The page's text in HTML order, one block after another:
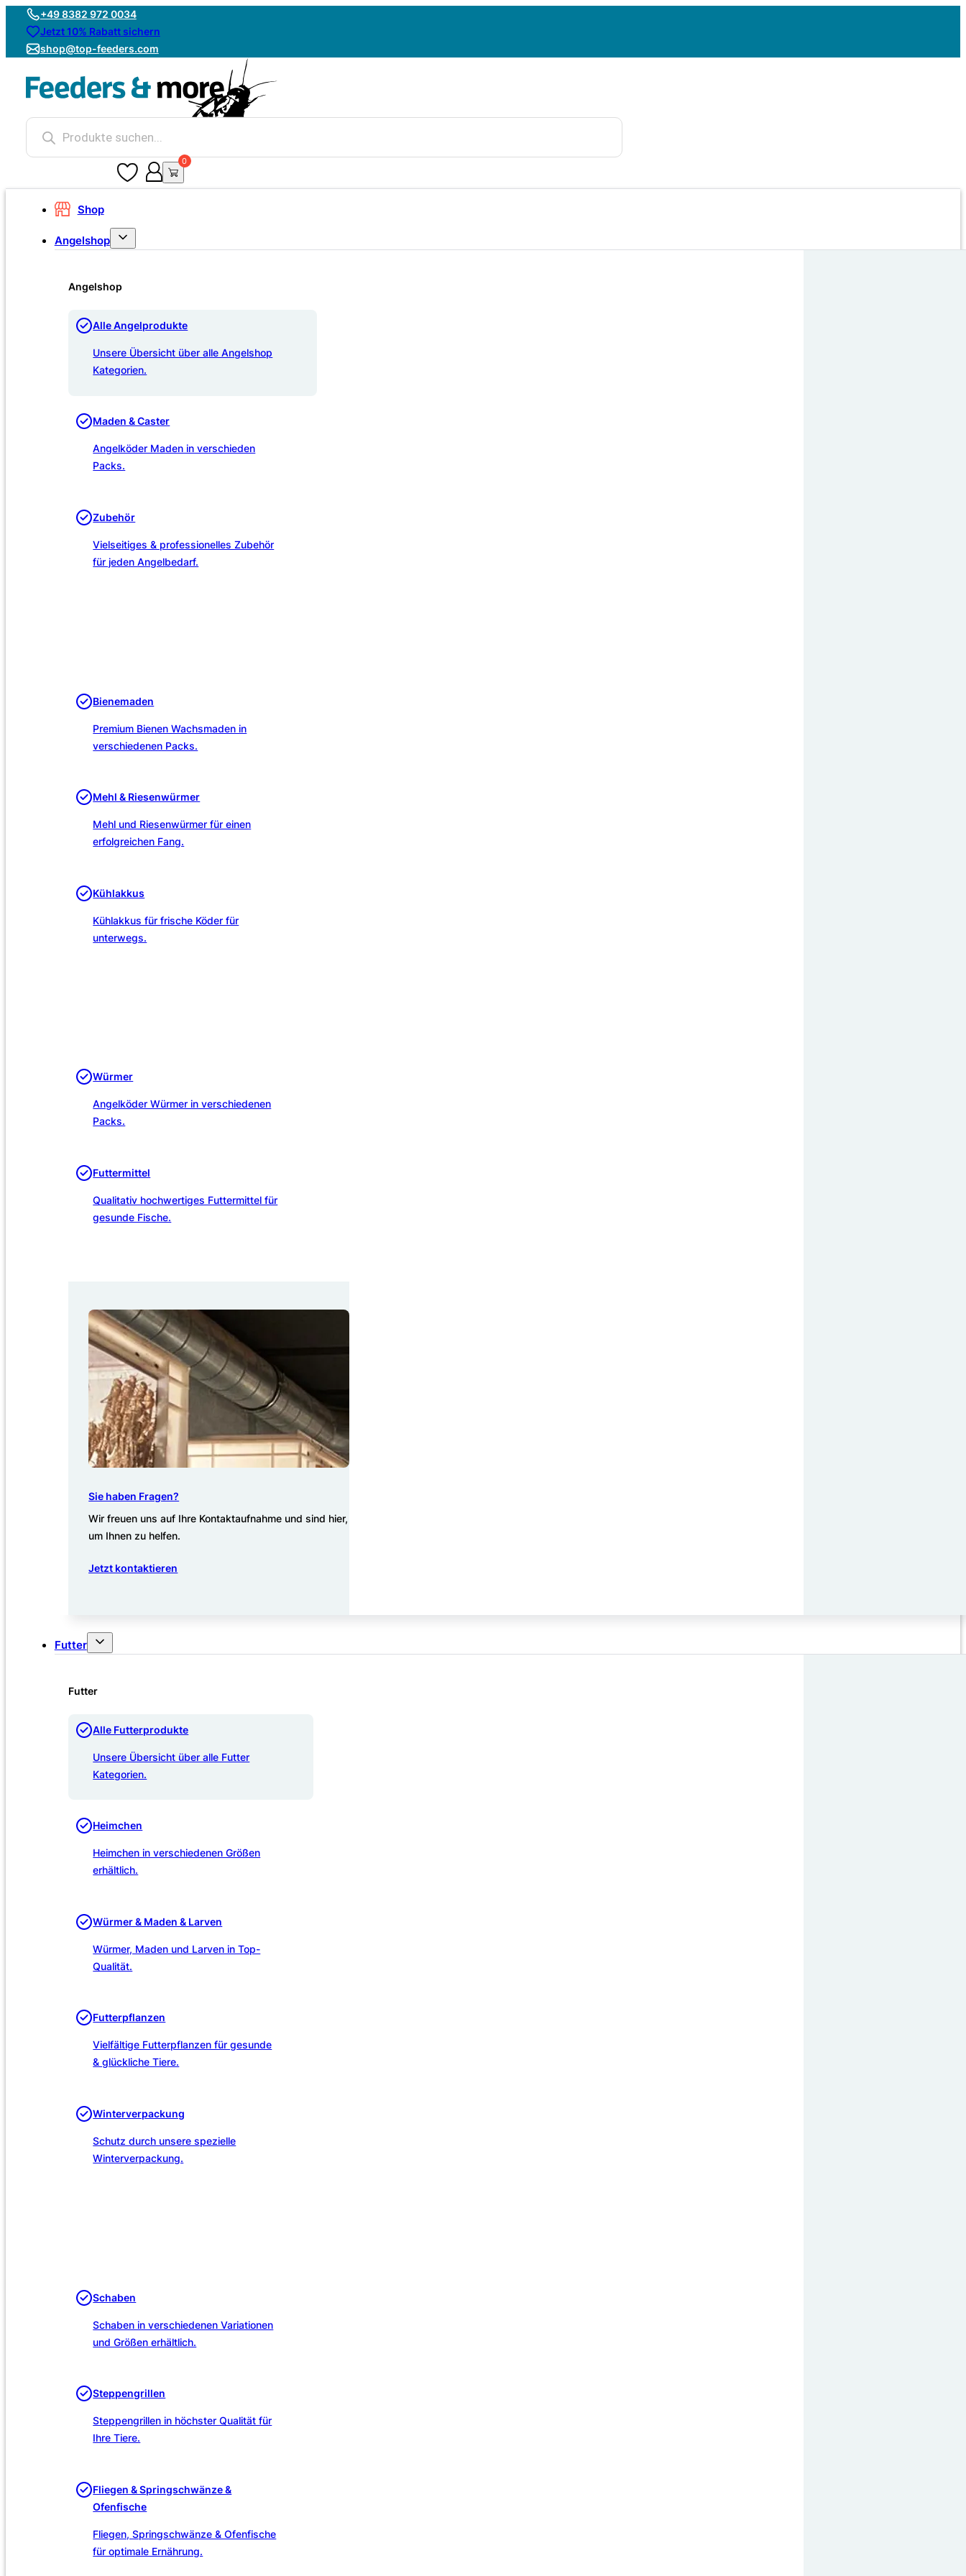
+49 8382 972 0034
Jetzt 10% Rabatt sichern
shop@top-feeders.com
Products
search
0 0
Shop
Angelshop
Angelshop
Alle Angelprodukte
Unsere Übersicht über alle Angelshop
Kategorien.
Maden & Caster
Angelköder Maden in verschieden
Packs.
Zubehör
Vielseitiges & professionelles Zubehör
für jeden Angelbedarf.
Bienemaden
Premium Bienen Wachsmaden in
verschiedenen Packs.
Mehl & Riesenwürmer
Mehl und Riesenwürmer für einen
erfolgreichen Fang.
Kühlakkus
Kühlakkus für frische Köder für
unterwegs.
Würmer
Angelköder Würmer in verschiedenen
Packs.
Futtermittel
Qualitativ hochwertiges Futtermittel für
gesunde Fische.
Sie haben Fragen?
Wir freuen uns auf Ihre Kontaktaufnahme und sind hier,
um Ihnen zu helfen.
Jetzt kontaktieren
Futter
Futter
Alle Futterprodukte
Unsere Übersicht über alle Futter
Kategorien.
Heimchen
Heimchen in verschiedenen Größen
erhältlich.
Würmer & Maden & Larven
Würmer, Maden und Larven in Top-
Qualität.
Futterpflanzen
Vielfältige Futterpflanzen für gesunde
& glückliche Tiere.
Winterverpackung
Schutz durch unsere spezielle
Winterverpackung.
Schaben
Schaben in verschiedenen Variationen
und Größen erhältlich.
Steppengrillen
Steppengrillen in höchster Qualität für
Ihre Tiere.
Fliegen & Springschwänze &
Ofenfische
Fliegen, Springschwänze & Ofenfische
für optimale Ernährung.